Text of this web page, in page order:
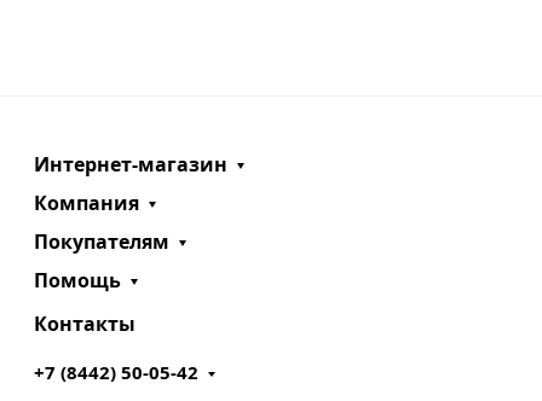
Интернет-магазин
Компания
Покупателям
Помощь
Контакты
+7 (8442) 50-05-42